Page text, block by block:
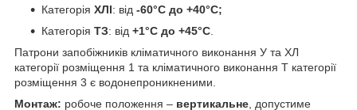
Категорія ХЛІ: від -60°С до +40°С;
Категорія ТЗ: від +1°С до +45°С.
Патрони запобіжників кліматичного виконання У та ХЛ
категорії розміщення 1 та кліматичного виконання Т категорії
розміщення 3 є водонепроникненими.
Монтаж: робоче положення – вертикальне, допустиме